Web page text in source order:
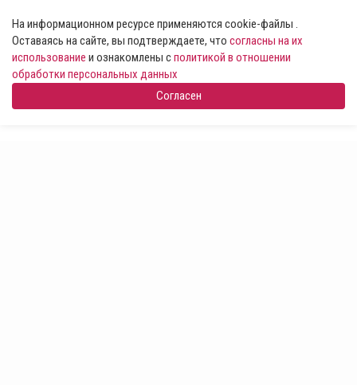
На информационном ресурсе применяются cookie-файлы .
Оставаясь на сайте, вы подтверждаете, что согласны на их
использование и ознакомлены сполитикой в отношении
обработки персональных данных
Согласен